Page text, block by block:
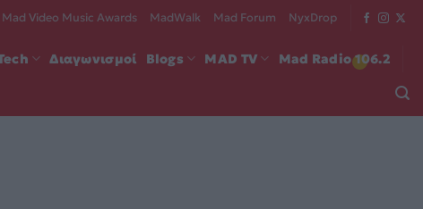
Mad Video Music Awards MadWalk Mad Forum NyxDrop
Διαγωνισμοί Blogs MAD TV Mad Radio 106.2